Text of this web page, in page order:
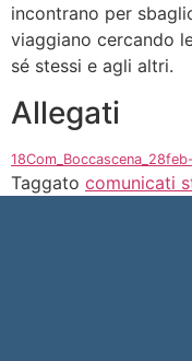
incontrano per
viaggiano cercando
sé stessi e agli altri.
Allegati
Taggato comunicati